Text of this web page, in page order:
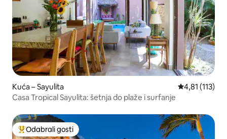
Kuća – Sayulita Prosječna
4,81 (113)
Casa Tropical Sayulita: šetnja do plaže i surfanje
Među najviše rangiranima s oznakom „Odabrali gosti”
Odabrali gosti